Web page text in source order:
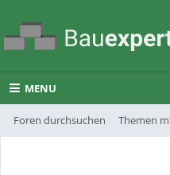
MENU
Foren durchsuchen Themen